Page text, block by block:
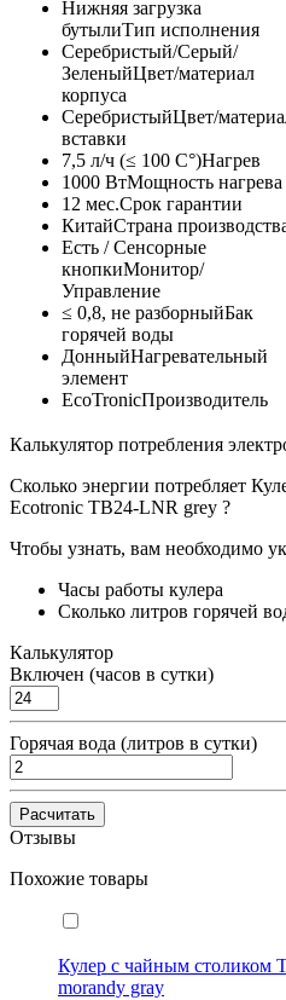
Нижняя загрузка
бутылиТип исполнения
Серебристый/Серый/
ЗеленыйЦвет/материал
корпуса
СеребристыйЦвет/
вставки
7,5 л/ч (≤ 100 C°)Нагрев
1000 ВтМощность нагрева
12 мес.Срок гарантии
КитайСтрана
Есть / Сенсорные
кнопкиМонитор/
Управление
≤ 0,8, не разборныйБак
горячей воды
ДонныйНагревательный
элемент
EcoTronicПроизводитель
Калькулятор потребления
Сколько энергии потребляет
Ecotronic TB24-LNR grey ?
Чтобы узнать, вам необходимо
Часы работы кулера
Сколько литров горячей
Калькулятор
Включен (часов в сутки)
Горячая вода (литров в сутки)
Расчитать
Отзывы
Похожие товары
Кулер с чайным столиком
morandy gray